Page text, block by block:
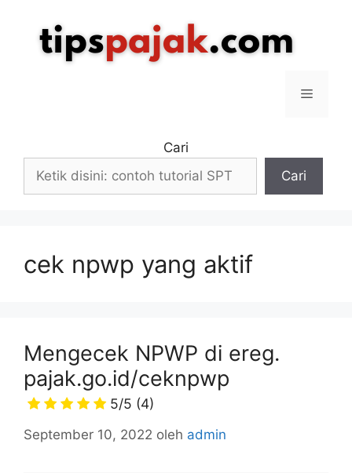
Menu
Cari
Cari
cek npwp yang aktif
Mengecek NPWP di ereg.
pajak.go.id/ceknpwp
5/5 (4)
September 10, 2022 oleh admin